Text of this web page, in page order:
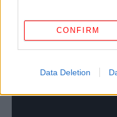
CONFIRM
Data Deletion